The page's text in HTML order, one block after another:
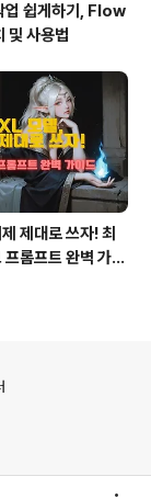
업 쉽게하기, Flow
사용법
제대로 쓰자! 최
롬프트 완벽 가이